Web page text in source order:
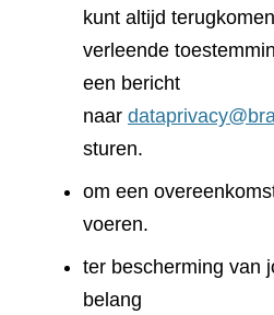
kunt altijd
verleende
een bericht
naar
sturen.
om een
voeren.
ter bescherming van
belang